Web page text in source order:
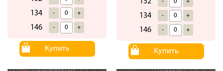
134 - +
146 - +
Купить
152 - +
134 - +
146 - +
Купить